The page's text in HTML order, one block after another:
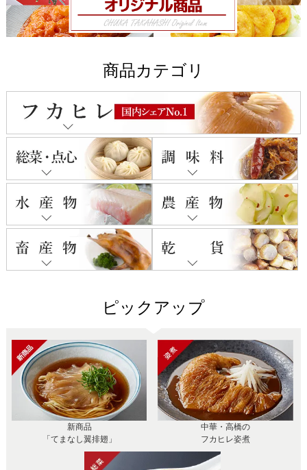
商品カテゴリ
ピックアップ
新商品
「てまなし翼排翅」
中華・高橋の
フカヒレ姿煮